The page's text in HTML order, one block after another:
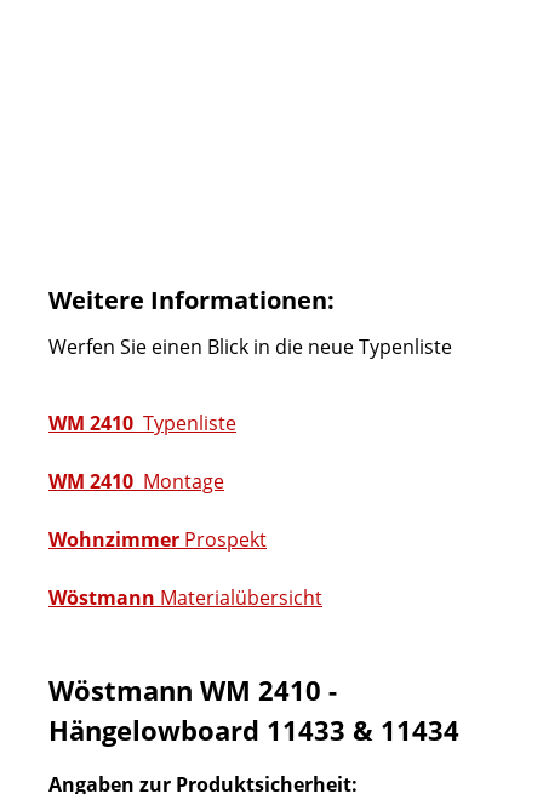
Weitere Informationen:
Werfen Sie einen Blick in die neue Typenliste
WM 2410 Typenliste
WM 2410 Montage
Wohnzimmer Prospekt
Wöstmann Materialübersicht
Wöstmann WM 2410 -
Hängelowboard 11433 & 11434
Angaben zur Produktsicherheit: